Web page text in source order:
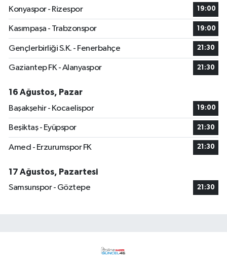
Konyaspor - Rizespor
19:00
Kasımpaşa - Trabzonspor 19:00
Gençlerbirliği S.K. - Fenerbahçe 21:30
Gaziantep FK - Alanyaspor 21:30
16 Ağustos, Pazar
Başakşehir - Kocaelispor
19:00
Beşiktaş - Eyüpspor 21:30
Amed - Erzurumspor FK 21:30
17 Ağustos, Pazartesi
Samsunspor - Göztepe
21:30